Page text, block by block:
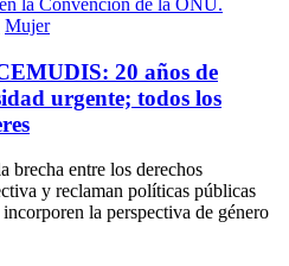
Mujer
20 años de
urgente; todos los
brecha entre los derechos
y reclaman políticas públicas
la perspectiva de género